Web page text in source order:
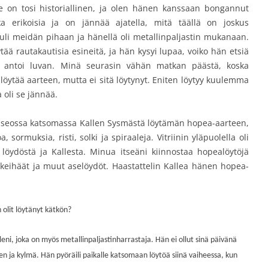
on tosi historiallinen, ja olen hänen kanssaan bongannut
erikoisia ja on jännää ajatella, mitä täällä on joskus
meidän pihaan ja hänellä oli metallinpaljastin mukanaan.
rautakautisia esineitä, ja hän kysyi lupaa, voiko hän etsiä
luvan. Minä seurasin vähän matkan päästä, koska
aarteen, mutta ei sitä löytynyt. Eniten löytyy kuulemma
oli se jännää.
katsomassa Kallen Sysmästä löytämän hopea-aarteen,
sormuksia, risti, solki ja spiraaleja. Vitriinin yläpuolella oli
ja Kallesta. Minua itseäni kiinnostaa hopealöytöjä
ja muut aselöydöt. Haastattelin Kallea hänen hopea-
olit löytänyt kätkön?
joka on myös metallinpaljastinharrastaja. Hän ei ollut sinä päivänä
ja kylmä. Hän pyöräili paikalle katsomaan löytöä siinä vaiheessa, kun